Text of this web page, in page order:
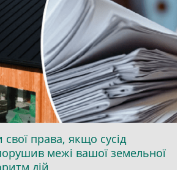
права, якщо сусід
межі вашої земельної